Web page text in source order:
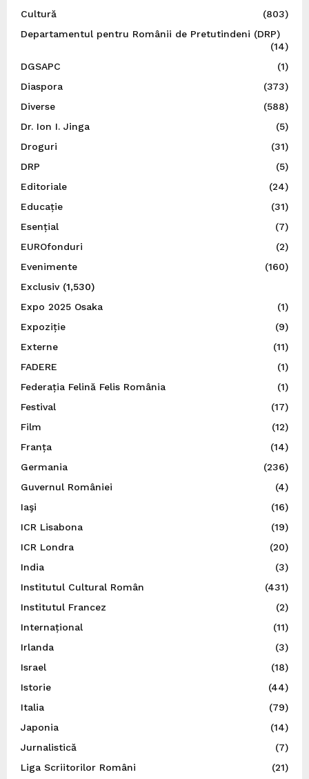
Cultură
(803)
Departamentul pentru Românii de Pretutindeni (DRP)
(14)
DGSAPC
(1)
Diaspora
(373)
Diverse
(588)
Dr. Ion I. Jinga
(5)
Droguri
(31)
DRP
(5)
Editoriale
(24)
Educație
(31)
Esențial
(7)
EUROfonduri
(2)
Evenimente
(160)
Exclusiv(1,530)
Expo 2025 Osaka
(1)
Expoziție
(9)
Externe
(11)
FADERE
(1)
Federația Felină Felis România
(1)
Festival
(17)
Film
(12)
Franța
(14)
Germania
(236)
Guvernul României
(4)
Iaşi
(16)
ICR Lisabona
(19)
ICR Londra
(20)
India
(3)
Institutul Cultural Român
(431)
Institutul Francez
(2)
Internațional
(11)
Irlanda
(3)
Israel
(18)
Istorie
(44)
Italia
(79)
Japonia
(14)
Jurnalistică
(7)
Liga Scriitorilor Români
(21)